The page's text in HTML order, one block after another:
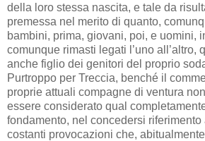
della loro stessa nascita, e tale da
premessa nel merito di quanto,
bambini, prima, giovani, poi, e uomini,
comunque rimasti legati l’uno all’altro,
anche figlio dei genitori del proprio
Purtroppo per Treccia, benché il
proprie attuali compagne di ventura
essere considerato qual
fondamento, nel concedersi
costanti provocazioni che,